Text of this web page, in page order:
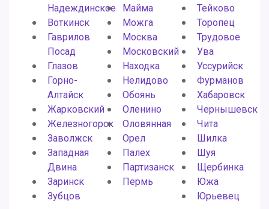
Надеждинское
Воткинск
Гаврилов
Посад
Глазов
Горно-
Алтайск
Жарковский
Железногорск
Заволжск
Западная
Двина
Заринск
Зубцов
Майма
Можга
Москва
Московский
Находка
Нелидово
Обоянь
Оленино
Оловянная
Орел
Палех
Партизанск
Пермь
Тейково
Торопец
Трудовое
Ува
Уссурийск
Фурманов
Хабаровск
Чернышевск
Чита
Шилка
Шуя
Щербинка
Южа
Юрьевец